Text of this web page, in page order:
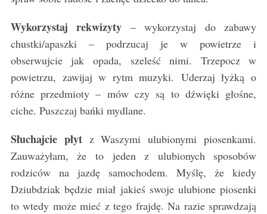
Wykorzystaj rekwizyty – wykorzystaj do zabawy
chustki/apaszki – podrzucaj je w powietrze i
obserwujcie jak opada, szeleść nimi. Trzepocz w
powietrzu, zawijaj w rytm muzyki. Uderzaj łyżką o
różne przedmioty – mów czy są to dźwięki głośne,
ciche. Puszczaj bańki mydlane.
Słuchajcie płyt z Waszymi ulubionymi piosenkami.
Zauważyłam, że to jeden z ulubionych sposobów
rodziców na jazdę samochodem. Myślę, że kiedy
Dziubdziak będzie miał jakieś swoje ulubione piosenki
to wtedy może mieć z tego frajdę. Na razie sprawdzają